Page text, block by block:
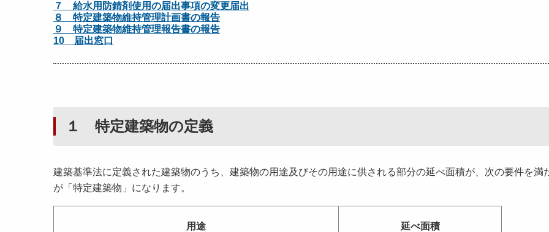
７ 給水用防錆剤使用の届出事項の変更届出
８ 特定建築物維持管理計画書の報告
９ 特定建築物維持管理報告書の報告
10 届出窓口
１ 特定建築物の定義
建築基準法に定義された建築物のうち、建築物の用途及びその用途に供される部分の延べ面積が、次の要件を満
が「特定建築物」になります。
用途 延べ面積